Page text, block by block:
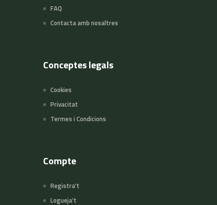
FAQ
Contacta amb nosaltres
Conceptes legals
Cookies
Privacitat
Termes i Condicions
Compte
Registra't
Logueja't